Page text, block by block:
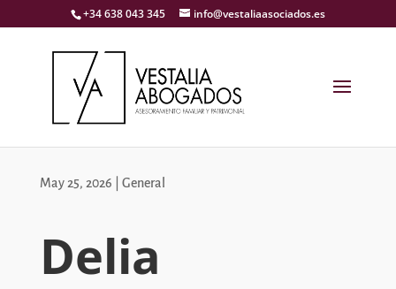
+34 638 043 345 info@vestaliaasociados.es
May 25, 2026 General
Delia